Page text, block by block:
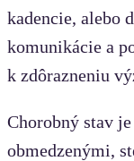
kadencie, alebo
komunikácie a
k zdôrazneniu
Chorobný stav
obmedzenými,